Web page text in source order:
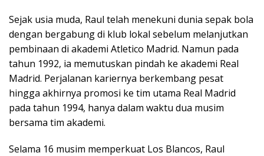
Sejak usia muda, Raul telah menekuni dunia sepak bola
dengan bergabung di klub lokal sebelum melanjutkan
pembinaan di akademi Atletico Madrid. Namun pada
tahun 1992, ia memutuskan pindah ke akademi Real
Madrid. Perjalanan kariernya berkembang pesat
hingga akhirnya promosi ke tim utama Real Madrid
pada tahun 1994, hanya dalam waktu dua musim
bersama tim akademi.
Selama 16 musim memperkuat Los Blancos, Raul